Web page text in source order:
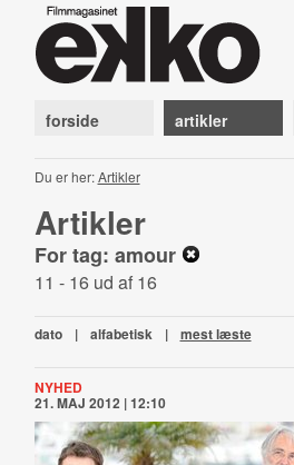
forside artikler
Du er her:Artikler
Artikler
For tag: amour
11 - 16 ud af 16
dato | alfabetisk | mest læste
NYHED
21. MAJ 2012 | 12:10